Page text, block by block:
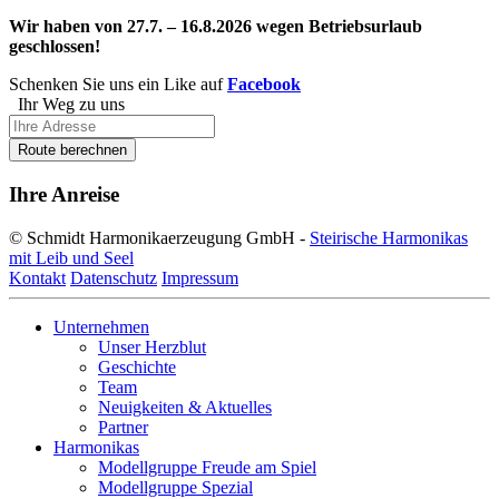
Wir haben von 27.7. – 16.8.2026 wegen Betriebsurlaub
geschlossen!
Schenken Sie uns ein Like aufFacebook
Ihr Weg zu uns
Route berechnen
Ihre Anreise
© Schmidt Harmonikaerzeugung GmbH - Steirische Harmonikas
mit Leib und Seel
Kontakt Datenschutz Impressum
Unternehmen
Unser Herzblut
Geschichte
Team
Neuigkeiten & Aktuelles
Partner
Harmonikas
Modellgruppe Freude am Spiel
Modellgruppe Spezial